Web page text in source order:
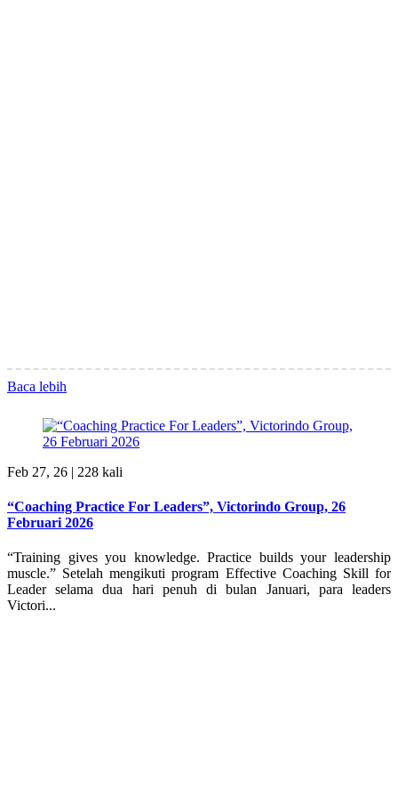
Baca lebih
Feb 27, 26 | 228 kali
“Coaching Practice For Leaders”, Victorindo Group, 26
Februari 2026
“Training gives you knowledge. Practice builds your leadership
muscle.” Setelah mengikuti program Effective Coaching Skill for
Leader selama dua hari penuh di bulan Januari, para leaders
Victori...